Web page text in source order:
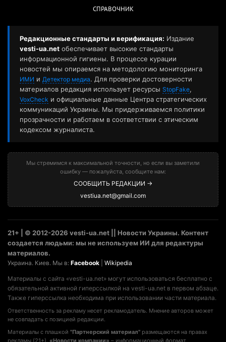
СПРАВОЧНИК
Редакционные стандарты и верификация: Издание
vesti-ua.net обеспечивает высокие стандарты
информационной гигиены. В процессе курации
новостей мы опираемся на методологию мониторинга
ИМИ и Детектор медиа. Для проверки достоверности
материалов редакция использует ресурсы StopFake,
VoxCheck и официальные данные Центра стратегических
коммуникаций Украины. Мы придерживаемся политики
прозрачности и работаем в соответствии с этическим
кодексом журналиста.
Мы стремимся к максимальной точности, но если вы заметили
ошибку — пожалуйста, сообщите нам:
СООБЩИТЬ РЕДАКЦИИ →
vestiua.net@gmail.com
21+ | © 2012-2026 vesti-ua.net || Новости Украины. Контент
создается людьми: мы не используем ИИ для редактуры
материалов.
Украина. Киев. Мы в: Facebook Wikipedia
Материалы с сайта «vesti-ua.net» могут использоваться бесплатно с
обязательной активной гиперссылкой на vesti-ua.net в первом абзаце.
Также гиперссылка необходима при использовании части материала.
Ответственность за рекламу несет рекламодатель. Мнение авторов может
не совпадать с позицией редакции.
Материалы с плашкой "Партнерский материал" размещаются на правах
рекламы (21+). «Новости компании» – информационный формат,